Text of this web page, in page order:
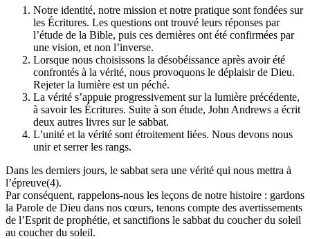
Notre identité, notre mission et notre pratique sont fondées sur
les Écritures. Les questions ont trouvé leurs réponses par
l’étude de la Bible, puis ces dernières ont été confirmées par
une vision, et non l’inverse.
Lorsque nous choisissons la désobéissance après avoir été
confrontés à la vérité, nous provoquons le déplaisir de Dieu.
Rejeter la lumière est un péché.
La vérité s’appuie progressivement sur la lumière précédente,
à savoir les Écritures. Suite à son étude, John Andrews a écrit
deux autres livres sur le sabbat.
L’unité et la vérité sont étroitement liées. Nous devons nous
unir et serrer les rangs.
Dans les derniers jours, le sabbat sera une vérité qui nous mettra à
l’épreuve(4).
Par conséquent, rappelons-nous les leçons de notre histoire : gardons
la Parole de Dieu dans nos cœurs, tenons compte des avertissements
de l’Esprit de prophétie, et sanctifions le sabbat du coucher du soleil
au coucher du soleil.